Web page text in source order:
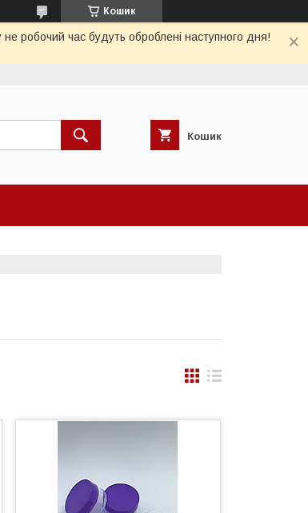
Кошик
робочий час будуть оброблені наступного дня!
Кошик